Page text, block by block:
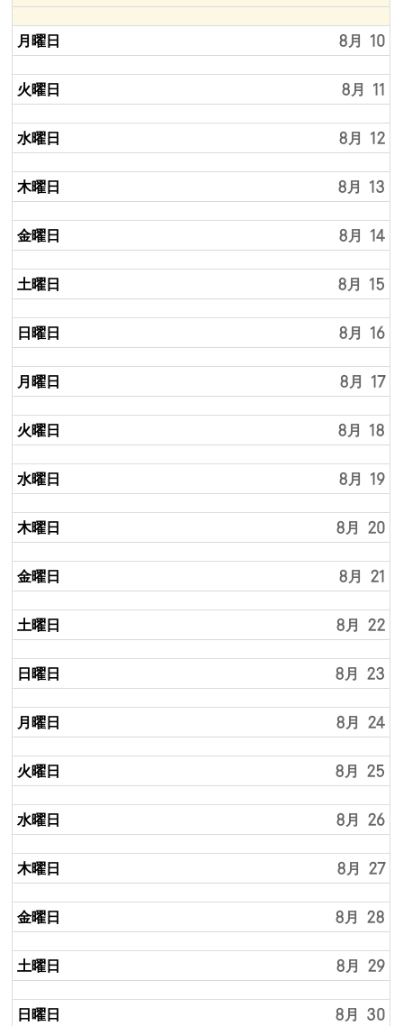
月曜日 8月 10
火曜日 8月 11
水曜日 8月 12
木曜日 8月 13
金曜日 8月 14
土曜日 8月 15
日曜日 8月 16
月曜日 8月 17
火曜日 8月 18
水曜日 8月 19
木曜日 8月 20
金曜日 8月 21
土曜日 8月 22
日曜日 8月 23
月曜日 8月 24
火曜日 8月 25
水曜日 8月 26
木曜日 8月 27
金曜日 8月 28
土曜日 8月 29
日曜日 8月 30